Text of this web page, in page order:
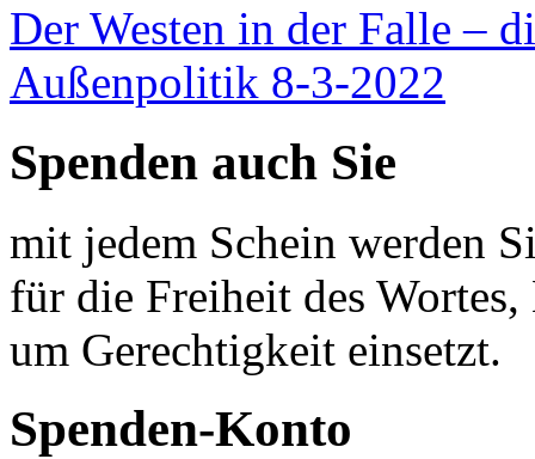
Der Westen in der Falle –
Außenpolitik 8-3-2022
Spenden auch Sie
mit jedem Schein werden
für die Freiheit des
um Gerechtigkeit einsetzt.
Spenden-Konto